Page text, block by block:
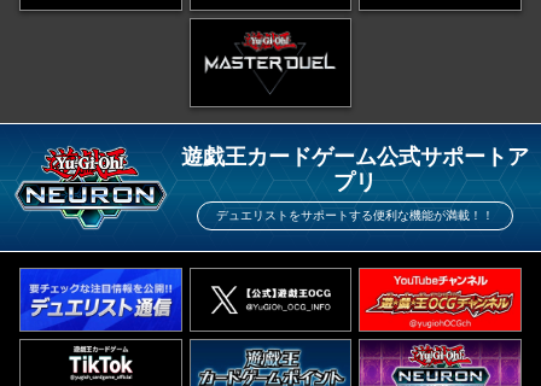
遊戯王カードゲーム公式サポートア
プリ
デュエリストをサポートする便利な機能が満載！！